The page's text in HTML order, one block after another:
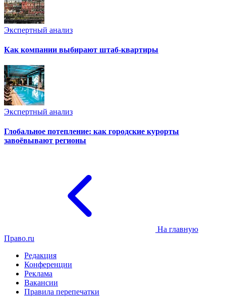
Экспертный анализ
Как компании выбирают штаб-квартиры
Экспертный анализ
Глобальное потепление: как городские курорты
завоёвывают регионы
На главную
Право.ru
Редакция
Конференции
Реклама
Вакансии
Правила перепечатки